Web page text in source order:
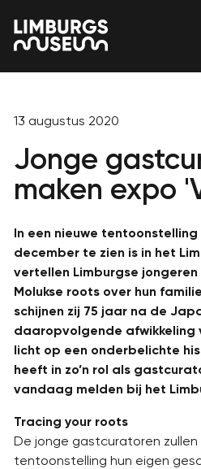
13 augustus 2020
Jonge
maken expo
In een nieuwe tentoonstelling
december te zien is in het
vertellen Limburgse jongeren
Molukse roots over hun
schijnen zij 75 jaar na de
daaropvolgende afwikkeling
licht op een onderbelichte
heeft in zo’n rol als
vandaag melden bij het
Tracing your roots
De jonge gastcuratoren
tentoonstelling hun eigen